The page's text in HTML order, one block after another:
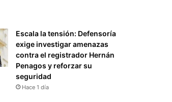
Escala la tensión: Defensoría
exige investigar amenazas
contra el registrador Hernán
Penagos y reforzar su
seguridad
Hace 1 día